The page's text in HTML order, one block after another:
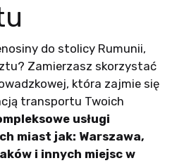
do stolicy Rumunii,
Zamierzasz skorzystać
która zajmie się
transportu Twoich
usługi
miast jak: Warszawa,
i innych miejsc w